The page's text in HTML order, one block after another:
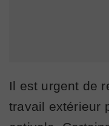
Il est urgent de
travail extérieur